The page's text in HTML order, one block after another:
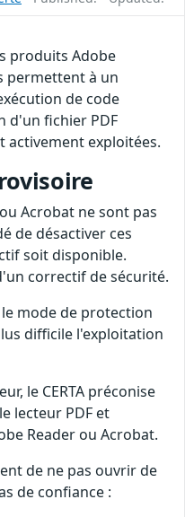
produits Adobe
permettent à un
de code
d'un fichier PDF
activement exploitées.
Acrobat ne sont pas
de désactiver ces
soit disponible.
correctif de sécurité.
mode de protection
difficile l'exploitation
le CERTA préconise
lecteur PDF et
Reader ou Acrobat.
de ne pas ouvrir de
de confiance :